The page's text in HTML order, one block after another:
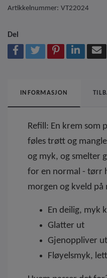
Artikkelnummer: VT22024
Del
INFORMASJON
Refill: En krem som
føles trøtt og
og myk, og smelter
for en normal - tørr
morgen og kveld på
En deilig, myk
Glatter ut
Gjenoppliver
Fløyelsmyk,